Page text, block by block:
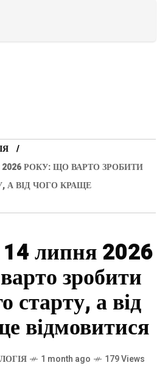
РОКУ: ЩО ВАРТО ЗРОБИТИ
А ВІД ЧОГО КРАЩЕ
липня 2026
зробити
старту, а від
відмовитися
1 month ago 179 Views